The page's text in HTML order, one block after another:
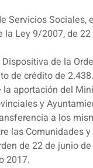
Servicios
Ley 9/2007, de
de la
de crédito de
aportación del
y
a los
las Comunidades
de 22 de junio
2017.